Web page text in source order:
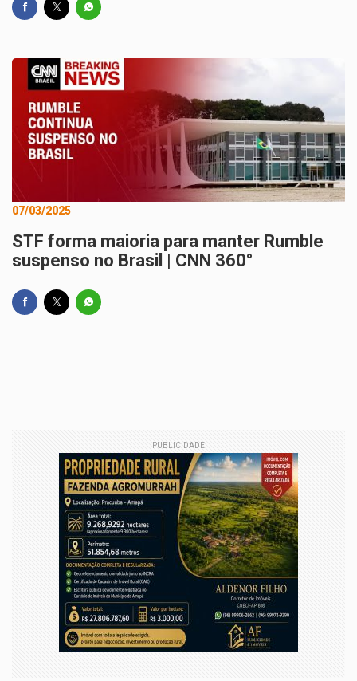
07/03/2025
STF forma maioria para manter Rumble
suspenso no Brasil | CNN 360°
PUBLICIDADE